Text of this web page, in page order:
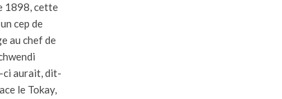
1898, cette
cep de
au chef de
ci aurait, dit-
le Tokay,